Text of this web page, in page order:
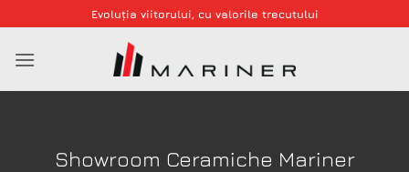
to
content
Evoluția viitorului, cu valorile trecutului
Showroom Ceramiche Mariner